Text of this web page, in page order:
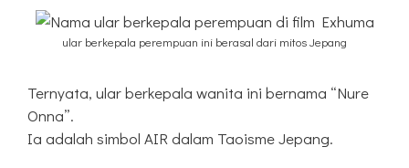
ular berkepala perempuan ini berasal dari mitos Jepang
Ternyata, ular berkepala wanita ini bernama “Nure
Onna”.
Ia adalah simbol AIR dalam Taoisme Jepang.